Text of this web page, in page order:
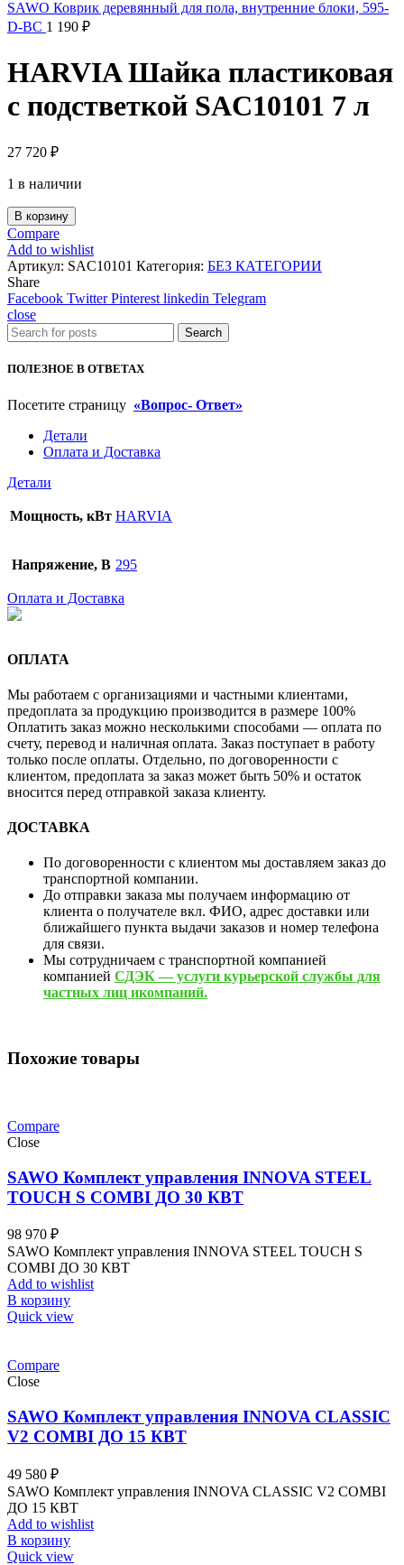
SAWO Коврик деревянный для пола, внутренние блоки, 595-
D-BC 1 190 ₽
HARVIA Шайка пластиковая
с подстветкой SAC10101 7 л
27 720 ₽
1 в наличии
В корзину
Compare
Add to wishlist
Артикул: SAC10101 Категория: БЕЗ КАТЕГОРИИ
Share
Facebook Twitter Pinterest linkedin Telegram
close
Search
ПОЛЕЗНОЕ В ОТВЕТАХ
Посетите страницу «Вопрос- Ответ»
Детали
Оплата и Доставка
Детали
Мощность, кВт HARVIA
Напряжение, В 295
Оплата и Доставка
ОПЛАТА
Мы работаем с организациями и частными клиентами,
предоплата за продукцию производится в размере 100%
Оплатить заказ можно несколькими способами — оплата по
счету, перевод и наличная оплата. Заказ поступает в работу
только после оплаты. Отдельно, по договоренности с
клиентом, предоплата за заказ может быть 50% и остаток
вносится перед отправкой заказа клиенту.
ДОСТАВКА
По договоренности с клиентом мы доставляем заказ до
транспортной компании.
До отправки заказа мы получаем информацию от
клиента о получателе вкл. ФИО, адрес доставки или
ближайшего пункта выдачи заказов и номер телефона
для связи.
Мы сотрудничаем с транспортной компанией
компанией СДЭК — услуги курьерской службы для
частных лиц икомпаний.
Похожие товары
Compare
Close
SAWO Комплект управления INNOVA STEEL
TOUCH S COMBI ДО 30 КВТ
98 970 ₽
SAWO Комплект управления INNOVA STEEL TOUCH S
COMBI ДО 30 КВТ
Add to wishlist
В корзину
Quick view
Compare
Close
SAWO Комплект управления INNOVA CLASSIC
V2 COMBI ДО 15 КВТ
49 580 ₽
SAWO Комплект управления INNOVA CLASSIC V2 COMBI
ДО 15 КВТ
Add to wishlist
В корзину
Quick view